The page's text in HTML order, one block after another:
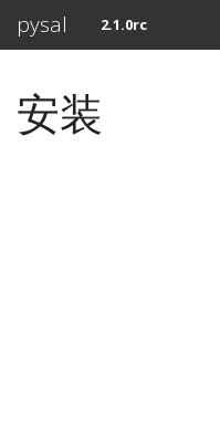
pysal 2.1.0rc
安装